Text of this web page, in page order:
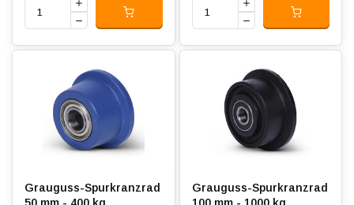
Grauguss-Spurkranzrad
Grauguss-Spurkranzrad